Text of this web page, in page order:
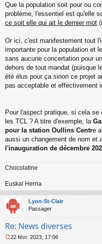
o
n
u
Que la population soit pour ou
problème, l'essentiel est qu'elle
ce soit elle qui ait le dernier mot
Or ici, c'est manifestement tout
importante pour la population et
sans aucune concertation pour
dehors de tout mandat (puisque
été élus pour ça sinon ce projet
pas acceptable et effectivement
Pour l'aspect pratique, si cela
les TCL ? A titre d'exemple, la
pour la station Oullins Centre
aussi un changement de nom et
l'inauguration de décembre
Chocolatine
Euskal Herria
Lyon-St-Clair
Passager
Re: News diverses
22 févr. 2023, 17:06